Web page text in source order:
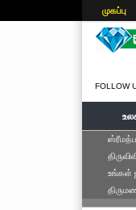
முகப்பு
FOLLOW
உங்கள்